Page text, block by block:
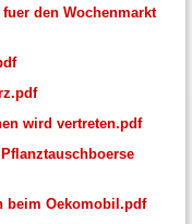
den Wochenmarkt
wird vertreten.pdf
beim Oekomobil.pdf